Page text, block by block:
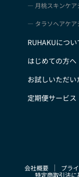
管理するものとし
合を除き、開示
合があります。
お客様からの会
録した場合や、本
合、過去に会員除
また一度承認した
個人利用以外に
月桃スキンケア
タラソヘアケア
RUHAKUについ
はじめての方へ
お試しいただい
定期便サービス
会社概要 プラ
特定商取引法に